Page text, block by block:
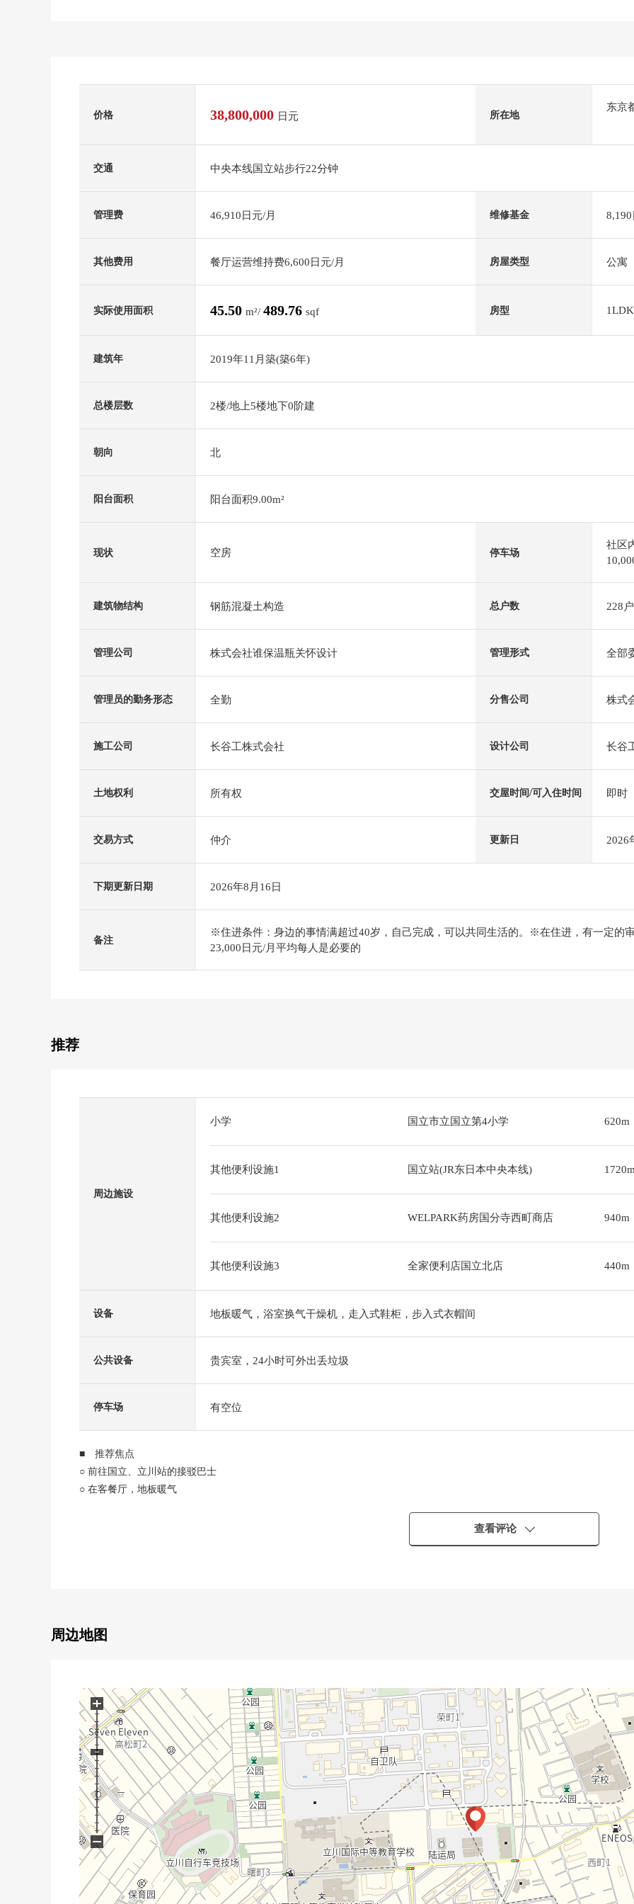
价格 38,800,000 日元 所在地
东京
交通 中央本线国立站步行22分钟
管理费 46,910日元/月 维修基金
其他费用 餐厅运营维持费6,600日元/月 房屋类型 公寓
实际使用面积 45.50 m²/ 489.76 sqf 房型 1LDK
建筑年 2019年11月築(築6年)
总楼层数 2楼/地上5楼地下0阶建
朝向 北
阳台面积 阳台面积9.00m²
现状 空房 停车场
社区
建筑物结构 钢筋混凝土构造 总户数 228户
管理公司 株式会社谁保温瓶关怀设计 管理形式 全部
管理员的勤务形态 全勤 分售公司 株式
施工公司 长谷工株式会社 设计公司 长谷
土地权利 所有权 交屋时间/可入住时间 即时
交易方式 仲介 更新日 2026
下期更新日期 2026年8月16日
备注
※住进条件：身边的事情满超过40岁，自己完成，可以共同生活的。※在住进，有一定的
23,000日元/月平均每人是必要的
推荐
周边施设
小学 国立市立国立第4小学 620m
其他便利设施1 国立站(JR东日本中央本线)
其他便利设施2 WELPARK药房国分寺西町商店 940m
其他便利设施3 全家便利店国立北店 440m
设备 地板暖气，浴室换气干燥机，走入式鞋柜，步入式衣帽间
公共设备 贵宾室，24小时可外出丢垃圾
停车场 有空位
■ 推荐焦点
○ 前往国立、立川站的接驳巴士
○ 在客餐厅，地板暖气
○ 贵宾室
○ 比赛休息室
○ 餐厅
○ 温泉大浴场
○ 多目的室
○ 健康会谈室
○ 访问护理营业所、住宅护理支援营业所
■ 礼宾服务
○ 家务代行
○ 被预约用餐受理
○ 干洗
○ 废物交易
○ 租赁汽车，出租车安排
查看评论
周边地图
+
−